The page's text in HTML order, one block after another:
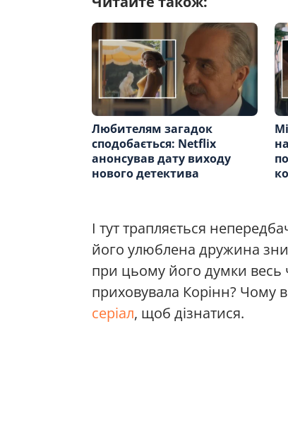
Любителям загадок
сподобається: Netflix
анонсував дату виходу
нового детектива
І тут трапляється
його улюблена дружина
при цьому його думки весь
приховувала Корінн? Чому
серіал, щоб дізнатися.